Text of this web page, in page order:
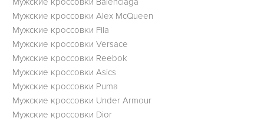
Мужские кроссовки Alex McQueen
Мужские кроссовки Fila
Мужские кроссовки Versace
Мужские кроссовки Reebok
Мужские кроссовки Asics
Мужские кроссовки Puma
Мужские кроссовки Under Armour
Мужские кроссовки Dior